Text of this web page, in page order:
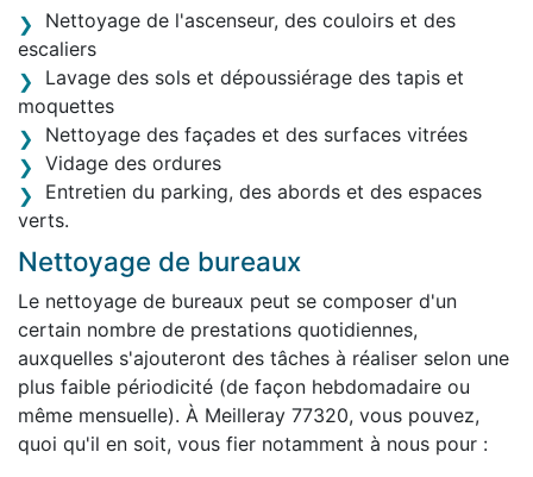
Nettoyage de l'ascenseur, des couloirs et des
escaliers
Lavage des sols et dépoussiérage des tapis et
moquettes
Nettoyage des façades et des surfaces vitrées
Vidage des ordures
Entretien du parking, des abords et des espaces
verts.
Nettoyage de bureaux
Le nettoyage de bureaux peut se composer d'un
certain nombre de prestations quotidiennes,
auxquelles s'ajouteront des tâches à réaliser selon une
plus faible périodicité (de façon hebdomadaire ou
même mensuelle). À Meilleray 77320, vous pouvez,
quoi qu'il en soit, vous fier notamment à nous pour :